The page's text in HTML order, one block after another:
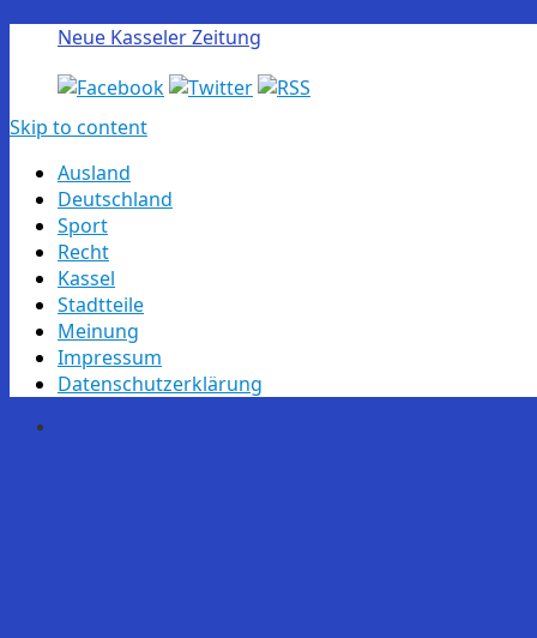
Neue Kasseler Zeitung
Skip to content
Ausland
Deutschland
Sport
Recht
Kassel
Stadtteile
Meinung
Impressum
Datenschutzerklärung